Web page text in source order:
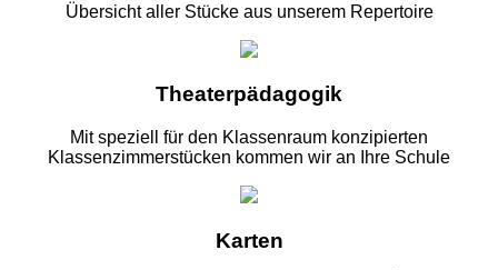
Übersicht aller Stücke aus unserem Repertoire
Theaterpädagogik
Mit speziell für den Klassenraum konzipierten
Klassenzimmerstücken kommen wir an Ihre Schule
Karten